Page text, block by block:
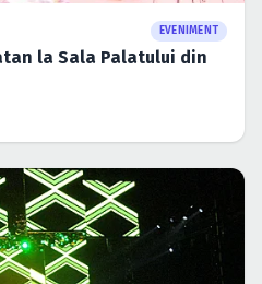
EVENIMENT
la Sala Palatului din